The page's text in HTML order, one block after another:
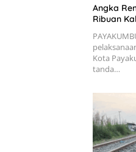
Angka
Ribuan
Kota
tanda…